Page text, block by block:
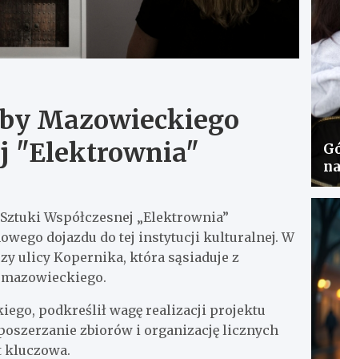
Mazowieckiego
"Elektrownia"
Współczesnej „Elektrownia”
dojazdu do tej instytucji kulturalnej. W
ulicy Kopernika, która sąsiaduje z
podkreślił wagę realizacji projektu
zbiorów i organizację licznych
kluczowa.